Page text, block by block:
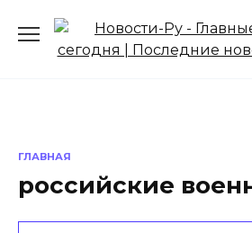
содержанию
ГЛАВНАЯ
российские